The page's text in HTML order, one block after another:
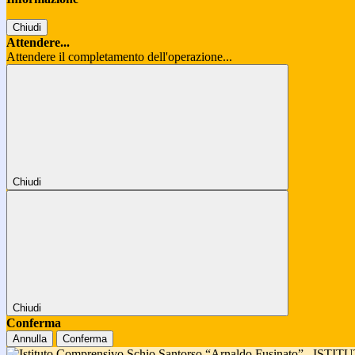
Chiudi
Attendere...
Attendere il completamento dell'operazione...
Chiudi
Chiudi
Conferma
Annulla Conferma